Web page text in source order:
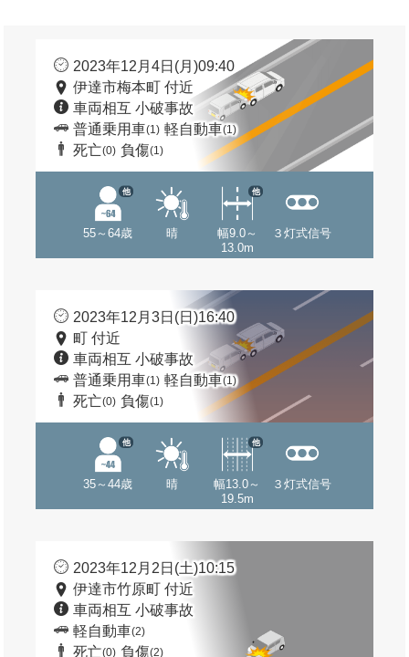
2023年12月4日(月)09:40
伊達市梅本町 付近
車両相互 小破事故
普通乗用車(1) 軽自動車(1)
死亡(0) 負傷(1)
55～64歳
他
晴
幅9.0～
13.0m
他
３灯式信号
2023年12月3日(日)16:40
町 付近
車両相互 小破事故
普通乗用車(1) 軽自動車(1)
死亡(0) 負傷(1)
35～44歳
他
晴
幅13.0～
19.5m
他
３灯式信号
2023年12月2日(土)10:15
伊達市竹原町 付近
車両相互 小破事故
軽自動車(2)
死亡(0) 負傷(2)